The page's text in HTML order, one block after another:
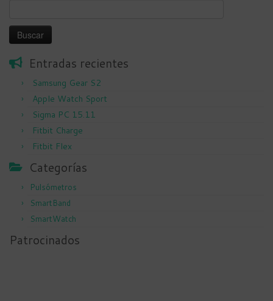
Entradas recientes
Samsung Gear S2
Apple Watch Sport
Sigma PC 15.11
Fitbit Charge
Fitbit Flex
Categorías
Pulsómetros
SmartBand
SmartWatch
Patrocinados